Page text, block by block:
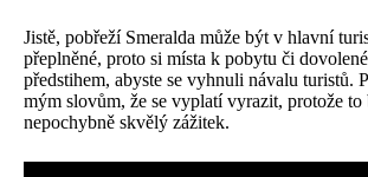
Jistě, pobřeží Smeralda může být v hlavní
přeplněné, proto si místa k pobytu či
předstihem, abyste se vyhnuli návalu turistů.
mým slovům, že se vyplatí vyrazit, protože to
nepochybně skvělý zážitek.